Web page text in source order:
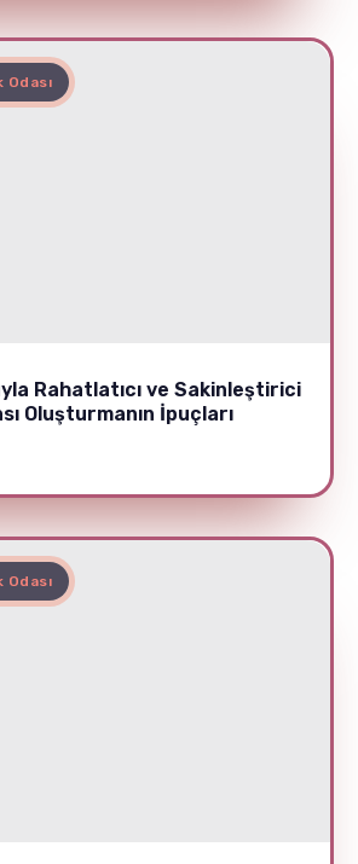
Odası
Rahatlatıcı ve Sakinleştirici
Oluşturmanın İpuçları
Odası